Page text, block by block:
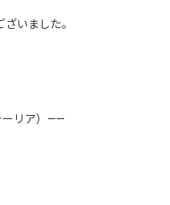
いました。
ーリア）——